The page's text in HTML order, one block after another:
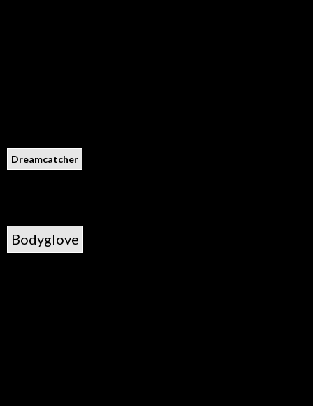
Dreamcatcher
Bodyglove